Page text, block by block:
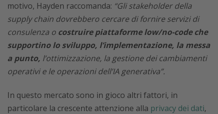
motivo, Hayden raccomanda: “Gli stakeholder della
supply chain dovrebbero cercare di fornire servizi di
consulenza o costruire piattaforme low/no-code che
supportino lo sviluppo, l’implementazione, la messa
a punto, l’ottimizzazione, la gestione dei cambiamenti
operativi e le operazioni dell’IA generativa”.
In questo mercato sono in gioco altri fattori, in
particolare la crescente attenzione alla privacy dei dati,